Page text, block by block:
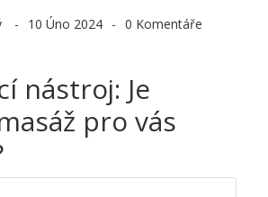
10 Úno 2024 0 Komentáře
nástroj: Je
pro vás